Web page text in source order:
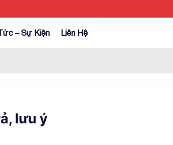
– Sự Kiện Liên Hệ
lưu ý